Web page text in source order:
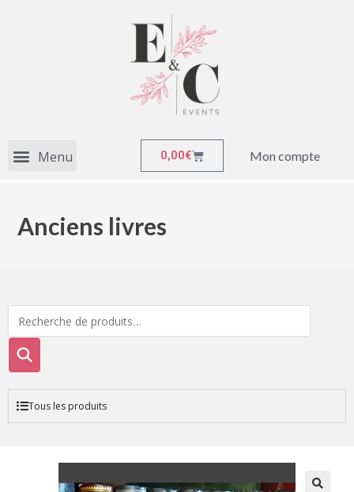
0,00€ Mon compte
Anciens livres
Tous les produits